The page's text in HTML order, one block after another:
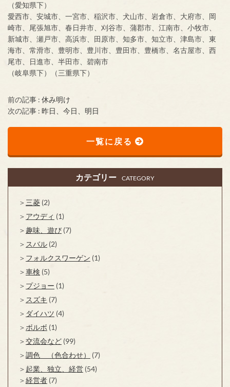
（愛知県下）
愛西市、安城市、一宮市、稲沢市、犬山市、岩倉市、大府市、岡
崎市、尾張旭市、春日井市、刈谷市、蒲郡市、江南市、小牧市、
新城市、瀬戸市、高浜市、田原市、知多市、知立市、津島市、東
海市、常滑市、豊明市、豊川市、豊田市、豊橋市、名古屋市、西
尾市、日進市、半田市、碧南市
（岐阜県下）（三重県下）
前の記事 : 休み明け
次の記事 : 昨日、今日、明日
一覧に戻る
カテゴリー CATEGORY
三菱 (2)
アウディ (1)
趣味、遊び (7)
スバル (2)
フォルクスワーゲン (1)
車検 (5)
プジョー (1)
スズキ (7)
ダイハツ (4)
ボルボ (1)
交流会など (99)
調色 （色合わせ）
(7)
起業、独立、経営 (54)
経営者 (7)